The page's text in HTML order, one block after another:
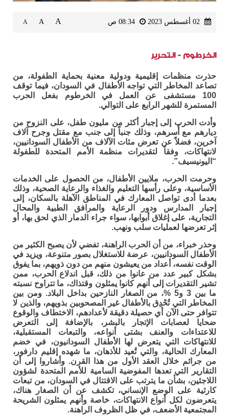
A
A
A
الخرطوم - التحرير
حذرت منظمات إقليمية ودولية معنية بحماية الطفولة، من
تصاعد المخاطر التي تواجه الأطفال في السودان، فيما توقف
100 مستشفى عن العمل في الخرطوم بفعل الحرب
المستمرة للشهر الرابع على التوالي.
وأدت الحرب إلى إجبار أكثر من مليون طفل، على النزوح من
ديارهم مع أُسرهم، وذلك جنباً إلى جنب مع مقتل وجرح آلاف
آخرين، فضلاً عن تعرض مئات الآلاف من الأطفال السودانيين،
لانتهاكات، وفقاً لتقديرات منظمة الأمم المتحدة للطفولة
“اليونيسيف”.
وحرمت الحرب، ملايين الأطفال، من الحصول على الخدمات
الأساسية، وعلى رأسها التعليم والغذاء والرعاية الصحية، وذلك
بعدما أدى تواصل المعارك في المناطق الآهلة بالسكان، إلى
إجبار المدارس ودور الرعاية والمرافق الطبية والمحال
التجارية، على إغلاق أبوابها، سواء جراء الدمار الذي لحق بها، أو
إثر تعرضها لعمليات سلب ونهب.
وحذر خبراء، من أن الحرب الراهنة، تفضي لأن يصبح الكثير من
الأطفال السودانيين، عرضة للاستغلال بصور متنوعة، ويزيد في
الوقت نفسه، أعداد من يعيشون منهم من دون ذويهم، بما يفوق
بشكل كبير عدد من عانوا من ذلك، قبل اندلاع الحرب، ممن
تشير التقديرات إلى أنهم كانوا يمثلون وقتذاك، ما تتراوح نسبته
ما بين 3 و5 %، من الصغار النازحين بداخل البلاد. ومن بين
المخاطر التي تُحْدِق بالأطفال غير المصحوبين بذويهم، والذين لا
تتوافر حتى الآن أي حصيلة دقيقة لأعدادهم، الاختطاف والوقوع
ضحايا لعصابات الإتجار بالبشر، بالإضافة إلى التعرض
للاعتداءات والعنف بشتى أنواعه، والتبعات المستقبلية،
للانتهاكات التي يتعرض لها الأطفال السودانيون، في خضم
المعارك الحالية، والتي تُعيد للأذهان، ما شهده إقليم دارفور،
من جرائم خلال العقد الأول من هذا القرن. وأشاروا إلى أن
التقارير التي تعدها المفوضية السامية للأمم المتحدة لشؤون
اللاجئين، بشأن ما يترتب على الاقتتال في السودان، من تبعات
كارثية على الوضع الإنساني، تكشف عن أن الصغار هناك،
يتعرضون لكل أنواع الانتهاكات، خاصة وأنهم يمثلون الشريحة
المجتمعية الأضعف، في ظل الظروف الراهنة.